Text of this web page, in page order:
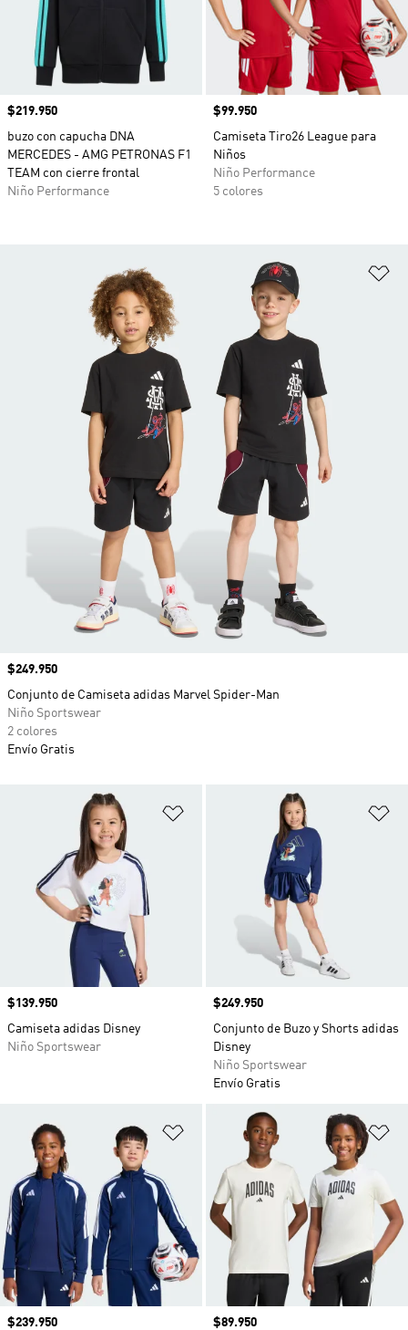
Precio
$219.950
buzo con capucha DNA
MERCEDES - AMG PETRONAS F1
TEAM con cierre frontal
Niño Performance
Precio
$99.950
Camiseta Tiro26 League para
Niños
Niño Performance
5 colores
Añadir a la lista de deseos
Precio
$139.950
Camiseta adidas Disney
Niño Sportswear
Precio
$249.950
Conjunto de Buzo y Shorts adidas
Disney
Niño Sportswear
Envío Gratis
Añadir a la lista de deseos
Precio
$239.950
Precio
$89.950
Precio
$249.950
Conjunto de Camiseta adidas Marvel Spider-Man
Niño Sportswear
2 colores
Envío Gratis